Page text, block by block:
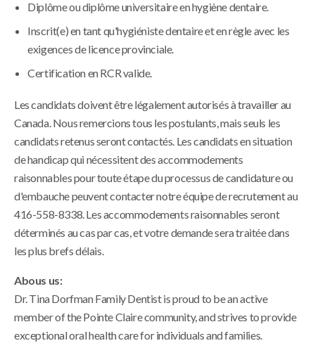
Diplôme ou diplôme universitaire en hygiène dentaire.
Inscrit(e) en tant qu'hygiéniste dentaire et en règle avec les
exigences de licence provinciale.
Certification en RCR valide.
Les candidats doivent être légalement autorisés à travailler au
Canada. Nous remercions tous les postulants, mais seuls les
candidats retenus seront contactés. Les candidats en situation
de handicap qui nécessitent des accommodements
raisonnables pour toute étape du processus de candidature ou
d'embauche peuvent contacter notre équipe de recrutement au
416-558-8338. Les accommodements raisonnables seront
déterminés au cas par cas, et votre demande sera traitée dans
les plus brefs délais.
Abous us:
Dr. Tina Dorfman Family Dentist is proud to be an active
member of the Pointe Claire community, and strives to provide
exceptional oral health care for individuals and families.